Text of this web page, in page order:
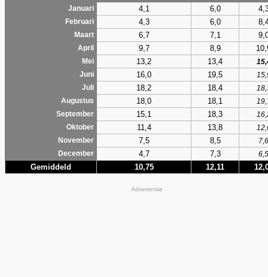
Januari
4,1 6,0
Februari 4,3 6,0
Maart 6,7 7,1
April 9,7 8,9
Mei 13,2 13,4
Juni
16,0 19,5
Juli
18,2 18,4
Augustus
18,0 18,1
September
15,1 18,3
Oktober
11,4 13,8
November
7,5 8,5
7,6
December
4,7 7,3 6,5
Gemiddeld 10,75 12,11
Advertentie